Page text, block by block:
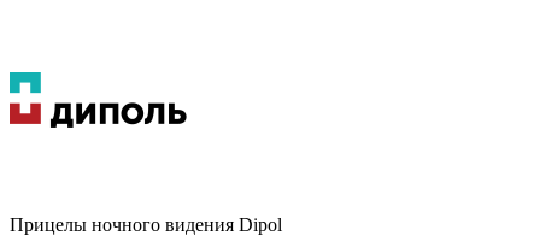
Прицелы ночного видения Dipol